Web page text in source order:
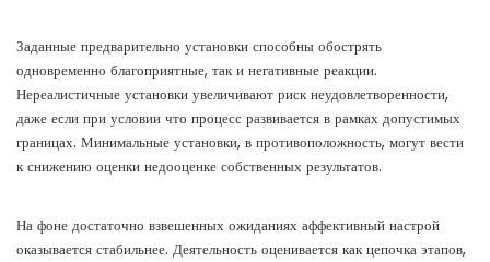
Заданные предварительно установки способны обострять
одновременно благоприятные, так и негативные реакции.
Нереалистичные установки увеличивают риск неудовлетворенности,
даже если при условии что процесс развивается в рамках допустимых
границах. Минимальные установки, в противоположность, могут вести
к снижению оценки недооценке собственных результатов.
На фоне достаточно взвешенных ожиданиях аффективный настрой
оказывается стабильнее. Деятельность оценивается как цепочка этапов,